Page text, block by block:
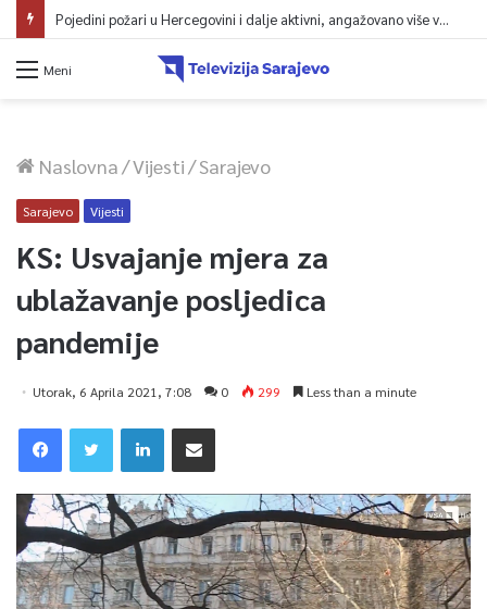
Pojedini požari u Hercegovini i dalje aktivni, angažovano više vatrogasaca i helikopter
Meni
Naslovna/Vijesti/Sarajevo
Sarajevo Vijesti
KS: Usvajanje mjera za
ublažavanje posljedica
pandemije
Utorak, 6 Aprila 2021, 7:08 0 299 Less than a minute